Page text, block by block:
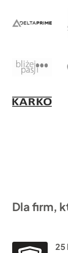
Dla firm,
25